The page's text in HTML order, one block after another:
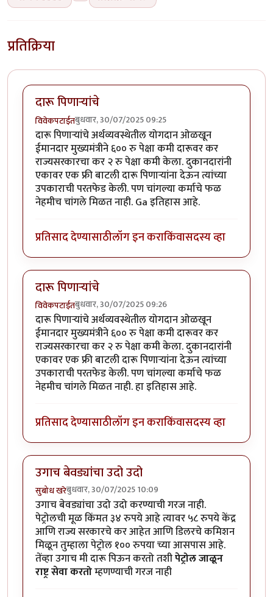
प्रतिक्रिया
दारू पिणाऱ्यांचे
विवेकपटाईतबुधवार, 30/07/2025 09:25
दारू पिणाऱ्यांचे अर्थव्यवस्थेतील योगदान ओळखून
ईमानदार मुख्यमंत्रीने ६०० रु पेक्षा कमी दारूवर कर
राज्यसरकारचा कर २ रु पेक्षा कमी केला. दुकानदारांनी
एकावर एक फ्री बाटली दारू पिणाऱ्यांना देऊन त्यांच्या
उपकाराची परतफेड केली. पण चांगल्या कर्माचे फळ
नेहमीच चांगले मिळत नाही. Ga इतिहास आहे.
प्रतिसाद देण्यासाठीलॉग इन कराकिंवासदस्य व्हा
दारू पिणाऱ्यांचे
विवेकपटाईतबुधवार, 30/07/2025 09:26
दारू पिणाऱ्यांचे अर्थव्यवस्थेतील योगदान ओळखून
ईमानदार मुख्यमंत्रीने ६०० रु पेक्षा कमी दारूवर कर
राज्यसरकारचा कर २ रु पेक्षा कमी केला. दुकानदारांनी
एकावर एक फ्री बाटली दारू पिणाऱ्यांना देऊन त्यांच्या
उपकाराची परतफेड केली. पण चांगल्या कर्माचे फळ
नेहमीच चांगले मिळत नाही. हा इतिहास आहे.
प्रतिसाद देण्यासाठीलॉग इन कराकिंवासदस्य व्हा
उगाच बेवड्यांचा उदो उदो
सुबोध खरेबुधवार, 30/07/2025 10:09
उगाच बेवड्यांचा उदो उदो करण्याची गरज नाही.
पेट्रोलची मूळ किंमत ३४ रुपये आहे त्यावर ५८ रुपये केंद्र
आणि राज्य सरकारचे कर आहेत आणि डिलरचे कमिशन
मिळून तुम्हाला पेट्रोल १०० रुपया च्या आसपास आहे.
तेंव्हा उगाच मी दारू पिऊन करतो तशीपेट्रोल जाळून
राष्ट्र सेवा करतोम्हणण्याची गरज नाही